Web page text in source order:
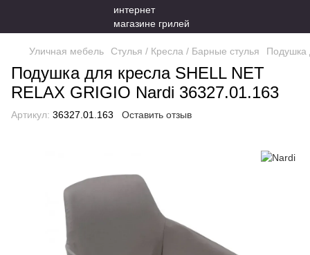
Уличная мебель Стулья / Кресла / Барные стулья Подушка
Подушка для кресла SHELL NET
RELAX GRIGIO Nardi 36327.01.163
Артикул: 36327.01.163 Оставить отзыв